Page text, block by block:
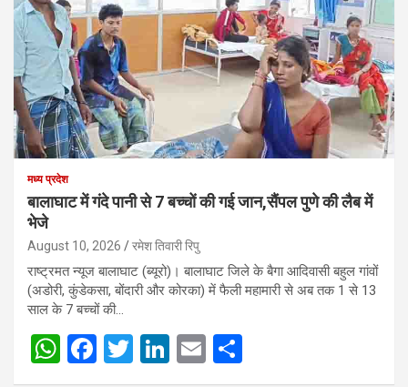
मध्य प्रदेश
बालाघाट में गंदे पानी से 7 बच्चों की गई जान,सैंपल पुणे की लैब में
भेजे
August 10, 2026 रमेश तिवारी रिपु
राष्ट्रमत न्यूज बालाघाट (ब्यूरो)। बालाघाट जिले के बैगा आदिवासी बहुल गांवों
(अडोरी, कुंडेकसा, बोंदारी और कोरका) में फैली महामारी से अब तक 1 से 13
साल के 7 बच्चों की…
W
h
F
a
T
wi
Li
n
E
m h